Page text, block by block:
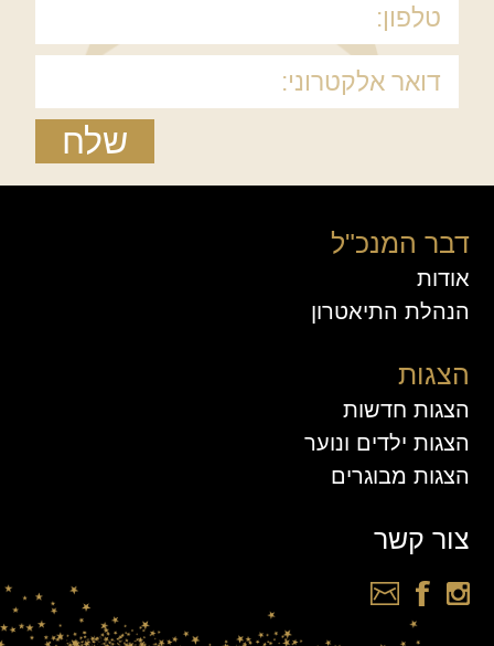
שלח
דבר המנכ"ל
אודות
הנהלת התיאטרון
הצגות
הצגות חדשות
הצגות ילדים ונוער
הצגות מבוגרים
צור קשר